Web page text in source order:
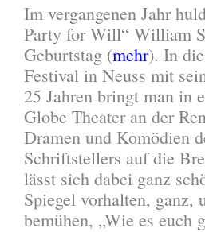
Im vergangenen Jahr
Party for Will“ William
Geburtstag (mehr). In
Festival in Neuss mit
25 Jahren bringt man in
Globe Theater an der
Dramen und Komödien
Schriftstellers auf die
lässt sich dabei ganz
Spiegel vorhalten, ganz,
bemühen, „Wie es euch